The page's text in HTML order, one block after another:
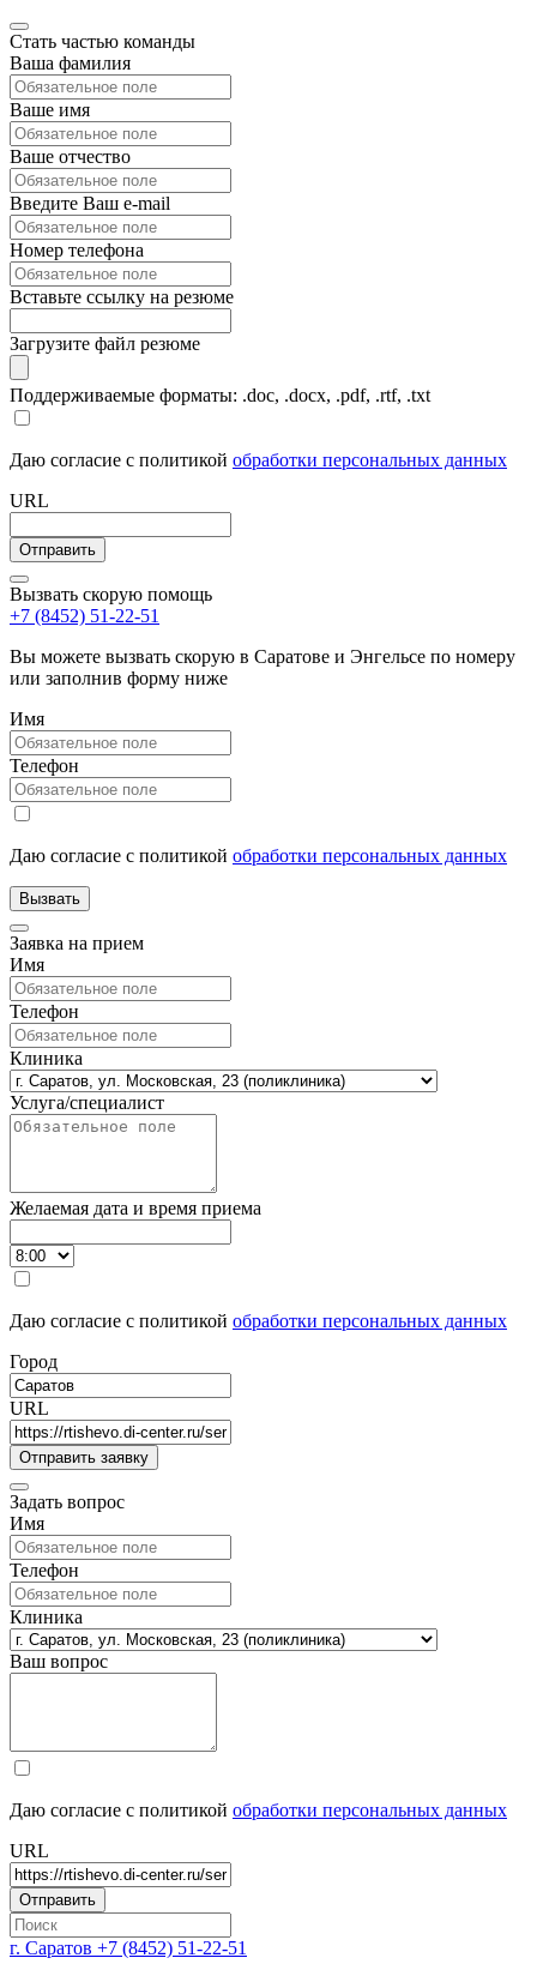
Стать частью команды
Ваша фамилия
Ваше имя
Ваше отчество
Введите Ваш e-mail
Номер телефона
Вставьте ссылку на резюме
Загрузите файл резюме
Поддерживаемые форматы: .doc, .docx, .pdf, .rtf, .txt
Даю согласие с политикой обработки персональных данных
URL
Вызвать скорую помощь
+7 (8452) 51-22-51
Вы можете вызвать скорую в Саратове и Энгельсе по номеру
или заполнив форму ниже
Имя
Телефон
Даю согласие с политикой обработки персональных данных
Заявка на прием
Имя
Телефон
Клиника
Услуга/специалист
Желаемая дата и время приема
Даю согласие с политикой обработки персональных данных
Город
URL
Задать вопрос
Имя
Телефон
Клиника
Ваш вопрос
Даю согласие с политикой обработки персональных данных
URL
г. Саратов +7 (8452) 51-22-51